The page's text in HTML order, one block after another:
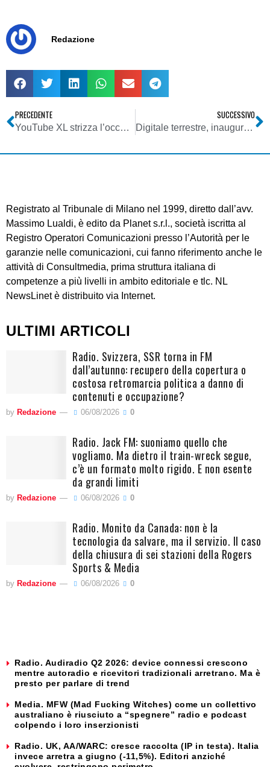
Redazione
PRECEDENTE
YouTube XL strizza l’occhio alla televisione
SUCCESSIVO
Digitale terrestre, inaugurato sito Tivù
Registrato al Tribunale di Milano nel 1999, diretto dall’avv.
Massimo Lualdi, è edito da Planet s.r.l., società iscritta al
Registro Operatori Comunicazioni presso l’Autorità per le
garanzie nelle comunicazioni, cui fanno riferimento anche le
attività di Consultmedia, prima struttura italiana di
competenze a più livelli in ambito editoriale e tlc. NL
NewsLinet è distribuito via Internet.
ULTIMI ARTICOLI
Radio. Svizzera, SSR torna in FM
dall’autunno: recupero della copertura o
costosa retromarcia politica a danno di
contenuti e occupazione?
by Redazione 06/08/2026 0
Radio. Jack FM: suoniamo quello che
vogliamo. Ma dietro il train-wreck segue,
c’è un formato molto rigido. E non esente
da grandi limiti
by Redazione 06/08/2026 0
Radio. Monito da Canada: non è la
tecnologia da salvare, ma il servizio. Il caso
della chiusura di sei stazioni della Rogers
Sports & Media
by Redazione 06/08/2026 0
Radio. Audiradio Q2 2026: device connessi crescono
mentre autoradio e ricevitori tradizionali arretrano. Ma è
presto per parlare di trend
Media. MFW (Mad Fucking Witches) come un collettivo
australiano è riusciuto a “spegnere” radio e podcast
colpendo i loro inserzionisti
Radio. UK, AA/WARC: cresce raccolta (IP in testa). Italia
invece arretra a giugno (-11,5%). Editori anziché